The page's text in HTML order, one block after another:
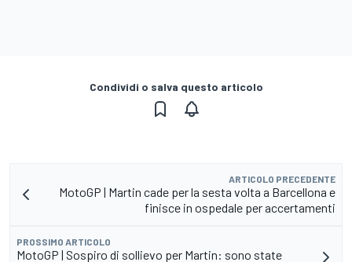
Condividi o salva questo articolo
ARTICOLO PRECEDENTE
MotoGP | Martin cade per la sesta volta a Barcellona e
finisce in ospedale per accertamenti
PROSSIMO ARTICOLO
MotoGP | Sospiro di sollievo per Martin: sono state